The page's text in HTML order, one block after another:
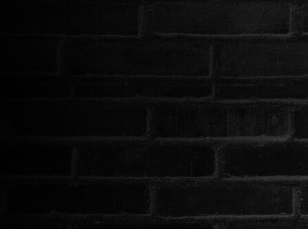
DOKUMENTUMFILMEK